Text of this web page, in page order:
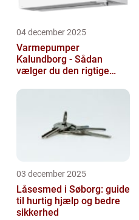
04 december 2025
Varmepumper
Kalundborg - Sådan
vælger du den rigtige
03 december 2025
Låsesmed i Søborg: guide
til hurtig hjælp og bedre
sikkerhed